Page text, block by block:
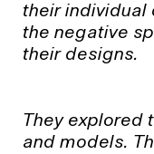
their individual
the negative
their designs.
They explored
and models.